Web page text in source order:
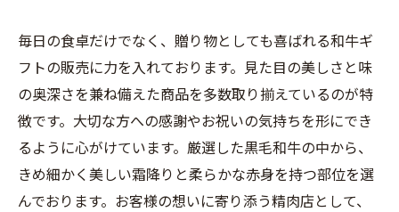
毎日の食卓だけでなく、贈り物としても喜ばれる和牛ギ
フトの販売に力を入れております。見た目の美しさと味
の奥深さを兼ね備えた商品を多数取り揃えているのが特
徴です。大切な方への感謝やお祝いの気持ちを形にでき
るように心がけています。厳選した黒毛和牛の中から、
きめ細かく美しい霜降りと柔らかな赤身を持つ部位を選
んでおります。お客様の想いに寄り添う精肉店として、